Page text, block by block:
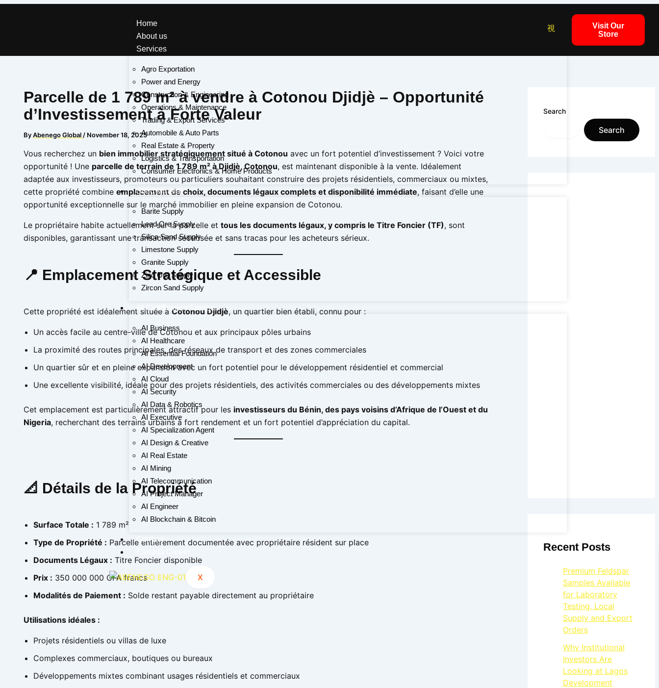
Skip
Home
About us
Services
Agro Exportation
Power and Energy
Construction & Engineering
Operations & Maintenance
Trading & Export Services
Automobile & Auto Parts
Real Estate & Property
Logistics & Transportation
Consumer Electronics & Home Products
Solid Mineral
Barite Supply
Lead Ore Supply
Silica Sand Supply
Limestone Supply
Granite Supply
Zinc Ore Supply
Zircon Sand Supply
AI Certification Course
AI Business
AI Healthcare
AI Essential Foundation
AI Development
AI Cloud
AI Security
AI Data & Robotics
AI Executive
AI Specialization Agent
AI Design & Creative
AI Real Estate
AI Mining
AI Telecommunication
AI Project Manager
AI Engineer
AI Blockchain & Bitcoin
Contact
X
Visit Our
Store
Parcelle de 1 789 m² à vendre à Cotonou Djidjè – Opportunité
d’Investissement à Forte Valeur
ByAbenego Global / November 18, 2025
Vous recherchez un bien immobilier stratégiquement situé à Cotonou avec un fort potentiel d’investissement ? Voici votre
opportunité ! Une parcelle de terrain de 1 789 m² à Djidjè, Cotonou, est maintenant disponible à la vente. Idéalement
adaptée aux investisseurs, promoteurs ou particuliers souhaitant construire des projets résidentiels, commerciaux ou mixtes,
cette propriété combine emplacement de choix, documents légaux complets et disponibilité immédiate, faisant d’elle une
opportunité exceptionnelle sur le marché immobilier en pleine expansion de Cotonou.
Le propriétaire habite actuellement sur la parcelle et tous les documents légaux, y compris le Titre Foncier (TF), sont
disponibles, garantissant une transaction sécurisée et sans tracas pour les acheteurs sérieux.
📍 Emplacement Stratégique et Accessible
Cette propriété est idéalement située àCotonou Djidjè, un quartier bien établi, connu pour :
Un accès facile au centre-ville de Cotonou et aux principaux pôles urbains
La proximité des routes principales, des réseaux de transport et des zones commerciales
Un quartier sûr et en pleine expansion avec un fort potentiel pour le développement résidentiel et commercial
Une excellente visibilité, idéale pour des projets résidentiels, des activités commerciales ou des développements mixtes
Cet emplacement est particulièrement attractif pour les investisseurs du Bénin, des pays voisins d’Afrique de l’Ouest et du
Nigeria, recherchant des terrains urbains à fort rendement et un fort potentiel d’appréciation du capital.
📐 Détails de la Propriété
Surface Totale : 1 789 m²
Type de Propriété : Parcelle entièrement documentée avec propriétaire résident sur place
Documents Légaux : Titre Foncier disponible
Prix : 350 000 000 CFA francs
Modalités de Paiement : Solde restant payable directement au propriétaire
Utilisations idéales :
Projets résidentiels ou villas de luxe
Complexes commerciaux, boutiques ou bureaux
Développements mixtes combinant usages résidentiels et commerciaux
Type
Name* Email* Website
Search
Search
Recent Posts
Premium Feldspar
Samples Available
for Laboratory
Testing, Local
Supply and Export
Orders
Why Institutional
Investors Are
Looking at Lagos
Development